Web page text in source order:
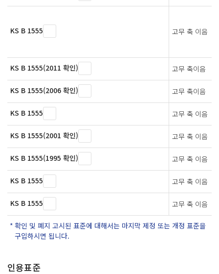
KS B 1555 고무 축 이음
KS B 1555(2011 확인) 고무 축이음
KS B 1555(2006 확인) 고무 축이음
KS B 1555 고무 축 이음
KS B 1555(2001 확인) 고무 축 이음
KS B 1555(1995 확인) 고무 축 이음
KS B 1555 고무 축 이음
KS B 1555 고무 축 이음
확인 및 폐지 고시된 표준에 대해서는 마지막 제정 또는 개정 표준을
구입하시면 됩니다.
인용표준